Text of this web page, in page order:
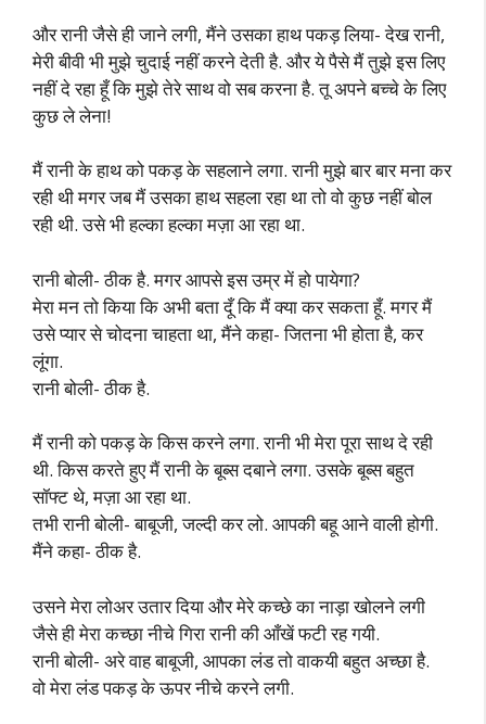
और रानी जैसे ही जाने लगी, मैंने उसका हाथ पकड़ लिया- देख रानी,
मेरी बीवी भी मुझे चुदाई नहीं करने देती है. और ये पैसे मैं तुझे इस लिए
नहीं दे रहा हूँ कि मुझे तेरे साथ वो सब करना है. तू अपने बच्चे के लिए
कुछ ले लेना!
मैं रानी के हाथ को पकड़ के सहलाने लगा. रानी मुझे बार बार मना कर
रही थी मगर जब मैं उसका हाथ सहला रहा था तो वो कुछ नहीं बोल
रही थी. उसे भी हल्का हल्का मज़ा आ रहा था.
रानी बोली- ठीक है. मगर आपसे इस उम्र में हो पायेगा?
मेरा मन तो किया कि अभी बता दूँ कि मैं क्या कर सकता हूँ. मगर मैं
उसे प्यार से चोदना चाहता था, मैंने कहा- जितना भी होता है, कर
लूंगा.
रानी बोली- ठीक है.
मैं रानी को पकड़ के किस करने लगा. रानी भी मेरा पूरा साथ दे रही
थी. किस करते हुए मैं रानी के बूब्स दबाने लगा. उसके बूब्स बहुत
सॉफ्ट थे, मज़ा आ रहा था.
तभी रानी बोली- बाबूजी, जल्दी कर लो. आपकी बहू आने वाली होगी.
मैंने कहा- ठीक है.
उसने मेरा लोअर उतार दिया और मेरे कच्छे का नाड़ा खोलने लगी
जैसे ही मेरा कच्छा नीचे गिरा रानी की आँखें फटी रह गयी.
रानी बोली- अरे वाह बाबूजी, आपका लंड तो वाकयी बहुत अच्छा है.
वो मेरा लंड पकड़ के ऊपर नीचे करने लगी.